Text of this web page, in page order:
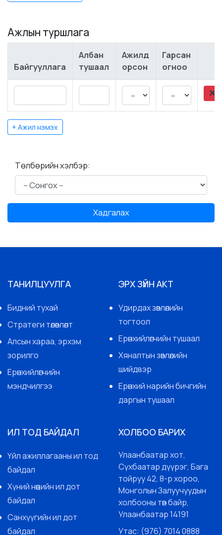
Ажлын туршлага
Байгууллага
Албан
тушаал
Ажилд
орсон
Гарсан
огноо
+ Ажил нэмэх
Төлбөрийн хэлбэр:
Хадгалах
ТАНИЛЦУУЛГА
Бидний тухай
Стратеги төлөвлөлт
Алсын хараа, эрхэм
зорилго
Ерөнхийлөгчийн
мэндчилгээ
ЭРХ ЗҮЙН АКТ
Удирдах зөвлөлийн
тогтоол
Ерөнхийлөгчийн тушаал
Хяналтын зөвлөлийн
шийдвэр
Ерөнхий нарийн бичгийн
даргын тушаал
ИЛ ТОД БАЙДАЛ
Үйл ажиллагааны ил тод
байдал
Хүний нөөцийн ил дот
байдал
Санхүүгийн ил дот
байдал
ХОЛБОО БАРИХ
Улаанбаатар хот,
Сүхбаатар дүүрэг, Бага
тойруу 42, 8-р хороо,
Монголын Залуучуудын
холбооны төв байр,
Улаанбаатар 14191
Утас: (976) 7014 0888